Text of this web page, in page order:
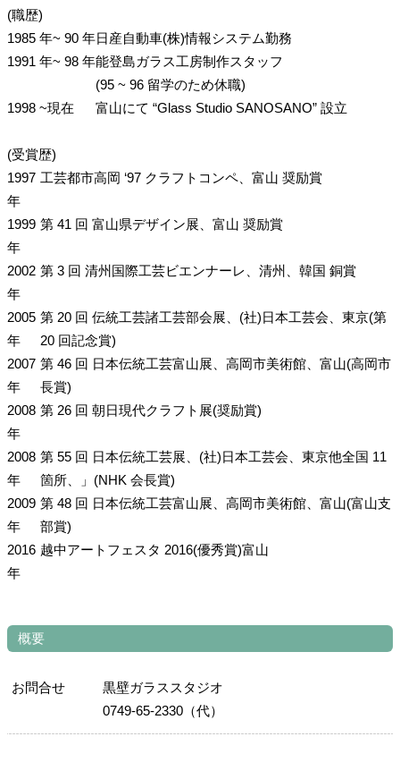
(職歴)
1985 年~ 90 年日産自動車(株)情報システム勤務
1991 年~ 98 年能登島ガラス工房制作スタッフ
(95 ~ 96 留学のため休職)
1998 ~現在
富山にて “Glass Studio SANOSANO” 設立
(受賞歴)
1997
年
工芸都市高岡 ‘97 クラフトコンペ、富山 奨励賞
1999
年
第 41 回 富山県デザイン展、富山 奨励賞
2002
年
第 3 回 清州国際工芸ビエンナーレ、清州、韓国 銅賞
2005
年
第 20 回 伝統工芸諸工芸部会展、(社)日本工芸会、東京(第
20 回記念賞)
2007
年
第 46 回 日本伝統工芸富山展、高岡市美術館、富山(高岡市
長賞)
2008
年
第 26 回 朝日現代クラフト展(奨励賞)
2008
年
第 55 回 日本伝統工芸展、(社)日本工芸会、東京他全国 11
箇所、」(NHK 会長賞)
2009
年
第 48 回 日本伝統工芸富山展、高岡市美術館、富山(富山支
部賞)
2016
年
越中アートフェスタ 2016(優秀賞)富山
概要
お問合せ
黒壁ガラススタジオ
0749-65-2330（代）